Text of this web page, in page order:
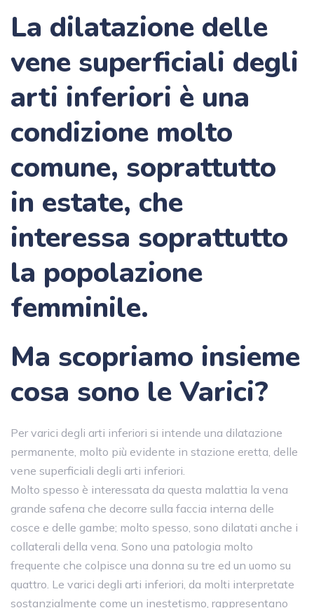
La dilatazione delle
vene superficiali degli
arti inferiori è una
condizione molto
comune, soprattutto
in estate, che
interessa soprattutto
la popolazione
femminile.
Ma scopriamo insieme
cosa sono le Varici?
Per varici degli arti inferiori si intende una dilatazione
permanente, molto più evidente in stazione eretta, delle
vene superficiali degli arti inferiori.
Molto spesso è interessata da questa malattia la vena
grande safena che decorre sulla faccia interna delle
cosce e delle gambe; molto spesso, sono dilatati anche i
collaterali della vena. Sono una patologia molto
frequente che colpisce una donna su tre ed un uomo su
quattro. Le varici degli arti inferiori, da molti interpretate
sostanzialmente come un inestetismo, rappresentano